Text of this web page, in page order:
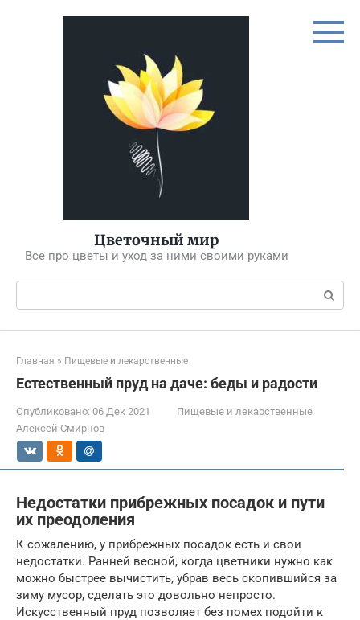
Цветочный мир
Все про цветы и уход за ними своими руками
Поиск:
Главная » Пищевые и лекарственные
Естественный пруд на даче: беды и радости
Опубликовано: 06 Дек 2021
Пищевые и лекарственные
Алексей Смирнов
Недостатки прибрежных посадок и пути
их преодоления
К сожалению, у прибрежных посадок есть и свои
недостатки. Ранней весной, когда цветники нужно как
можно быстрее вычистить, убрав весь скопившийся за
зиму мусор, сделать это довольно непросто.
Искусственный пруд позволяет без помех подойти к